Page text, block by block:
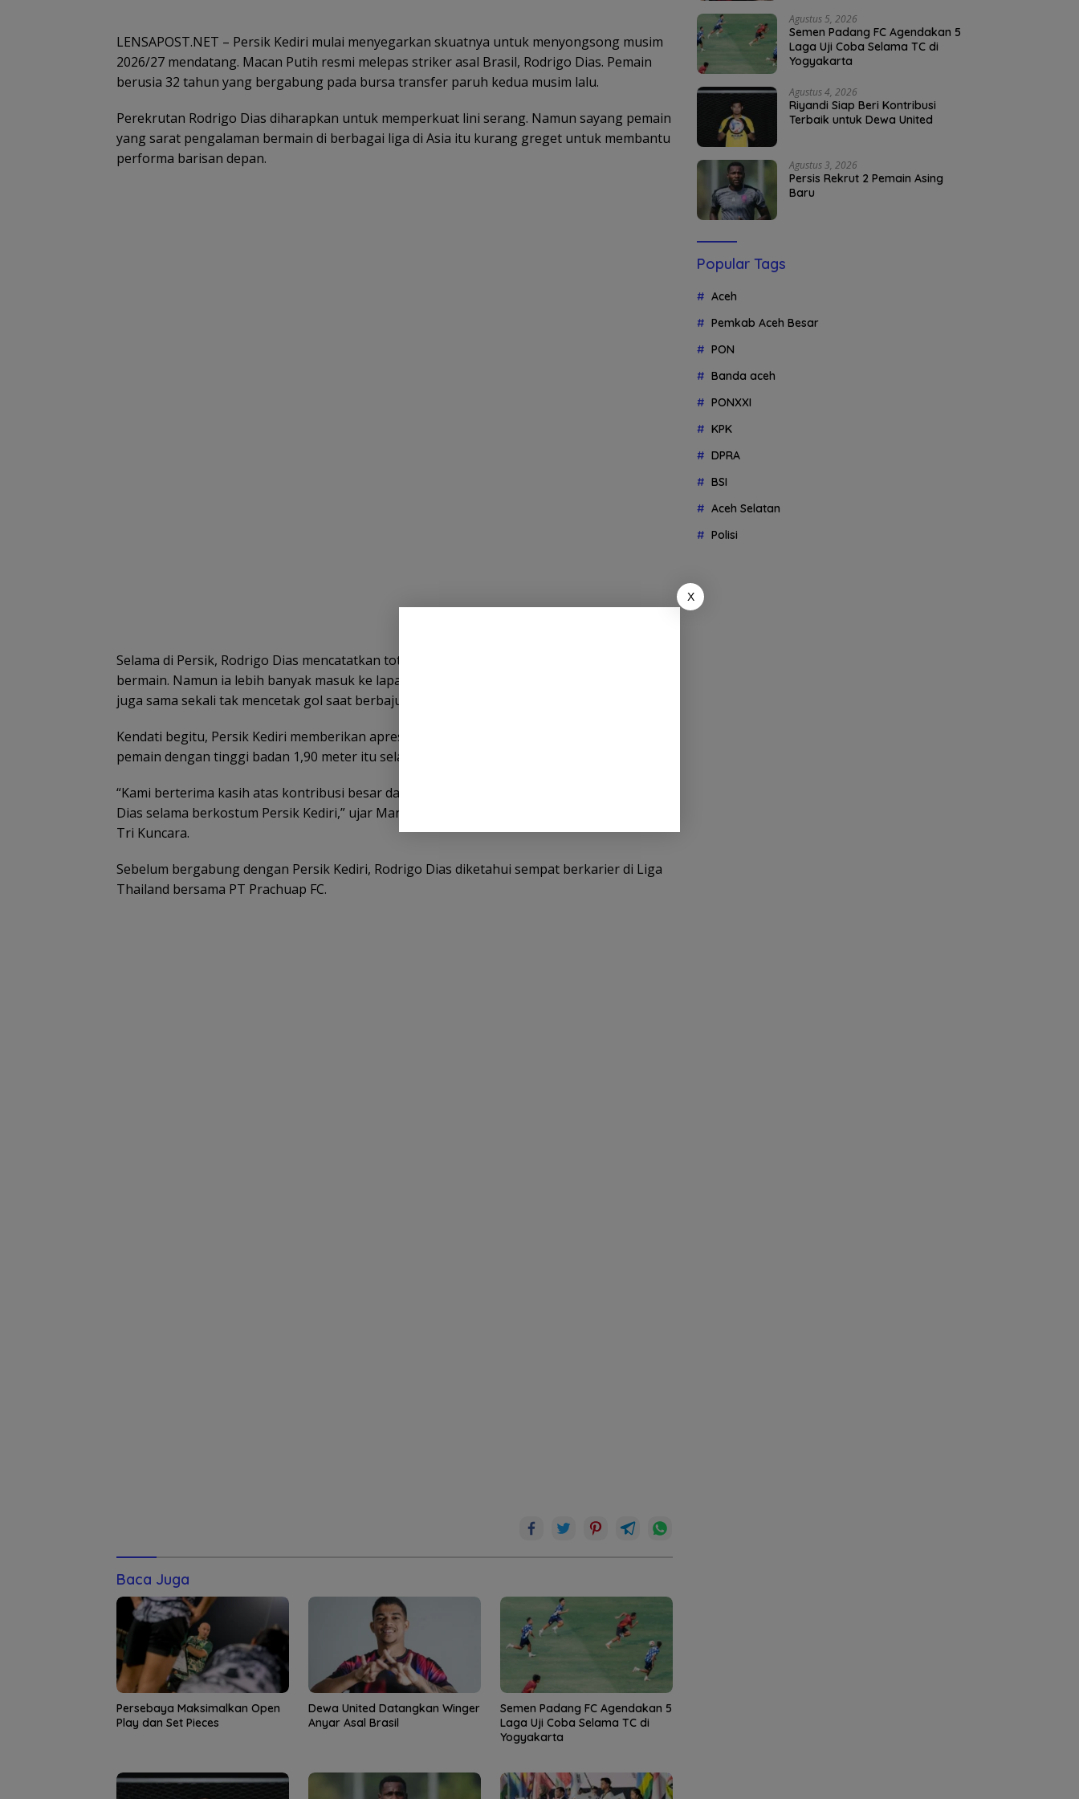
LENSAPOST.NET – Persik Kediri mulai menyegarkan skuatnya untuk menyongsong musim
2026/27 mendatang. Macan Putih resmi melepas striker asal Brasil, Rodrigo Dias. Pemain
berusia 32 tahun yang bergabung pada bursa transfer paruh kedua musim lalu.
Perekrutan Rodrigo Dias diharapkan untuk memperkuat lini serang. Namun sayang pemain
yang sarat pengalaman bermain di berbagai liga di Asia itu kurang greget untuk membantu
performa barisan depan.
Selama di Persik, Rodrigo Dias mencatatkan total 15 kali penampilan dengan 278 menit
bermain. Namun ia lebih banyak masuk ke lapangan permainan dari bangku cadangan. Dia
juga sama sekali tak mencetak gol saat berbaju Persik Kediri.
Kendati begitu, Persik Kediri memberikan apresiasi atas dedikasi yang telah diberikan oleh
pemain dengan tinggi badan 1,90 meter itu selama membela tim.
“Kami berterima kasih atas kontribusi besar dan dedikasi tinggi yang diperlihatkan Rodrigo
Dias selama berkostum Persik Kediri,” ujar Manajer Tim Persik Kediri yang baru, Rachmad
Tri Kuncara.
Sebelum bergabung dengan Persik Kediri, Rodrigo Dias diketahui sempat berkarier di Liga
Thailand bersama PT Prachuap FC.
Baca Juga
Persebaya Maksimalkan Open
Play dan Set Pieces
Dewa United Datangkan Winger
Anyar Asal Brasil
Semen Padang FC Agendakan 5
Laga Uji Coba Selama TC di
Yogyakarta
Agustus 5, 2026
Semen Padang FC Agendakan 5
Laga Uji Coba Selama TC di
Yogyakarta
Agustus 4, 2026
Riyandi Siap Beri Kontribusi
Terbaik untuk Dewa United
Agustus 3, 2026
Persis Rekrut 2 Pemain Asing
Baru
Popular Tags
Aceh
Pemkab Aceh Besar
PON
Banda aceh
PONXXI
KPK
DPRA
BSI
Aceh Selatan
Polisi
X